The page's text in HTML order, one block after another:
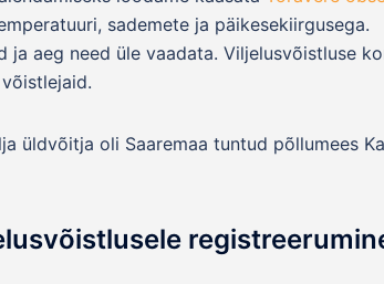
sademete ja päikesekiirgusega.
ja aeg need üle vaadata. Viljelusvõistluse
üldvõitja oli Saaremaa tuntud põllumees